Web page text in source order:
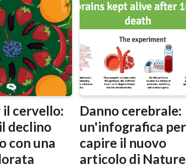
il cervello:
declino
con una
Danno cerebrale:
un'infografica per
capire il nuovo
articolo di Nature